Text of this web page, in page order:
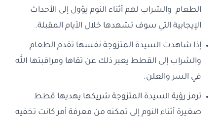
الطعام والشراب لهم أثناء النوم يؤول إلى الأحداث
الإيجابية التي سوف تشهدها خلال الأيام المقبلة.
إذا شاهدت السيدة المتزوجة نفسها تقدم الطعام
والشراب إلى القطط يعبر ذلك عن تقاها ومراقبتها الله
في السر والعلن.
ترمز رؤية السيدة المتزوجة شريكها يهديها قطط
صغيرة أثناء النوم إلى تمكنه من معرفة أمر كانت تخفيه